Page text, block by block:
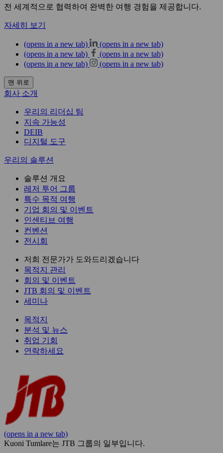
전 세계적으로 협력하여 완벽한 여행 경험을 제공합니다.
자세히 보기
(opens in a new tab)
(opens in a new tab)
(opens in a new tab)
(opens in a new tab)
(opens in a new tab)
(opens in a new tab)
맨 위로
회사 소개
우리의 리더십 팀
지속 가능성
DEIB
디지털 도구
우리의 솔루션
솔루션 개요
레저 투어 그룹
특수 목적 여행
기업 회의 및 이벤트
인센티브 여행
컨벤션
전시회
저희 전문가가 도와드리겠습니다
목적지 관리
회의 및 이벤트
JTB 회의 및 이벤트
세미나
목적지
분석 및 뉴스
취업 기회
연락하세요
(opens in a new tab)
Kuoni Tumlare는 JTB 그룹의 일부입니다.